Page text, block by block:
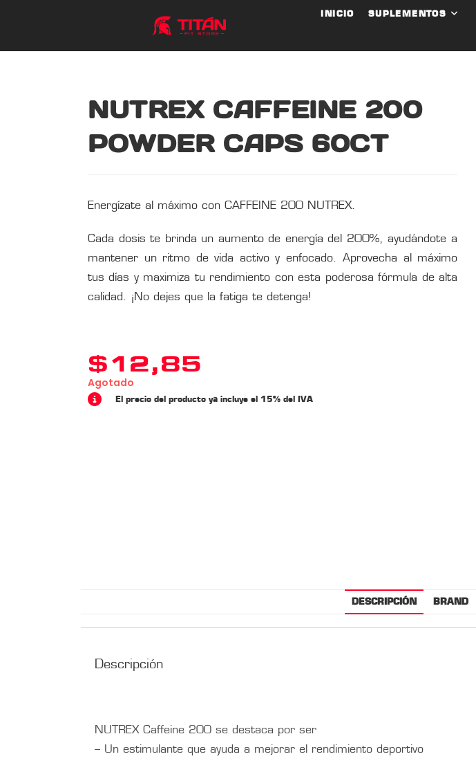
INICIO SUPLEMENTOS
NUTREX CAFFEINE 200
POWDER CAPS 60CT
Energízate al máximo con CAFFEINE 200 NUTREX.
Cada dosis te brinda un aumento de energía del 200%, ayudándote a
mantener un ritmo de vida activo y enfocado. Aprovecha al máximo
tus días y maximiza tu rendimiento con esta poderosa fórmula de alta
calidad. ¡No dejes que la fatiga te detenga!
$12,85
Agotado
El precio del producto ya incluye el 15% del IVA
DESCRIPCIÓN BRAND
Descripción
NUTREX Caffeine 200 se destaca por ser
– Un estimulante que ayuda a mejorar el rendimiento deportivo